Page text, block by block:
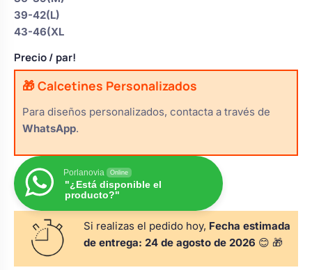
de boda
y pala tarta
damas de honor
bebé boda
floral coche
Ver todo
Ver todo
39-42(L)
43-46(XL
Precio/ par!
🎁 Calcetines Personalizados
Para diseños personalizados, contacta a través de
WhatsApp.
Porlanovia Online
"¿Está disponible el
producto?"
Si realizas el pedido hoy, Fecha estimada
de entrega: 24 de agosto de 2026 😊 🎁